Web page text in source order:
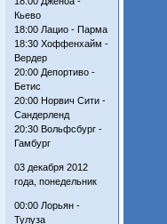
Кьево
18:00 Лацио - Парма
18:30 Хоффенхайм -
Вердер
20:00 Депортиво -
Бетис
20:00 Норвич Сити -
Сандерленд
20:30 Вольфсбург -
Гамбург
03 декабря 2012
года, понедельник
00:00 Лорьян -
Тулуза